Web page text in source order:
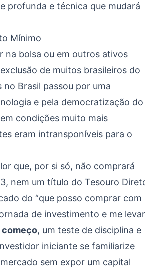
profunda e técnica que mudará
Mínimo
na bolsa ou em outros ativos
de muitos brasileiros do
Brasil passou por uma
e pela democratização do
condições muito mais
eram intransponíveis para o
que, por si só, não comprará
nem um título do Tesouro
do “que posso comprar com
de investimento e me levar
começo, um teste de disciplina e
iniciante se familiarize
sem expor um capital